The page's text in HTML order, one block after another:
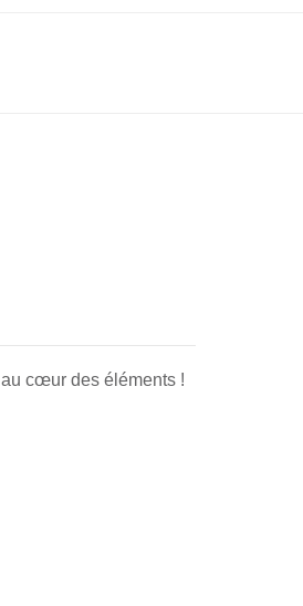
cœur des éléments !